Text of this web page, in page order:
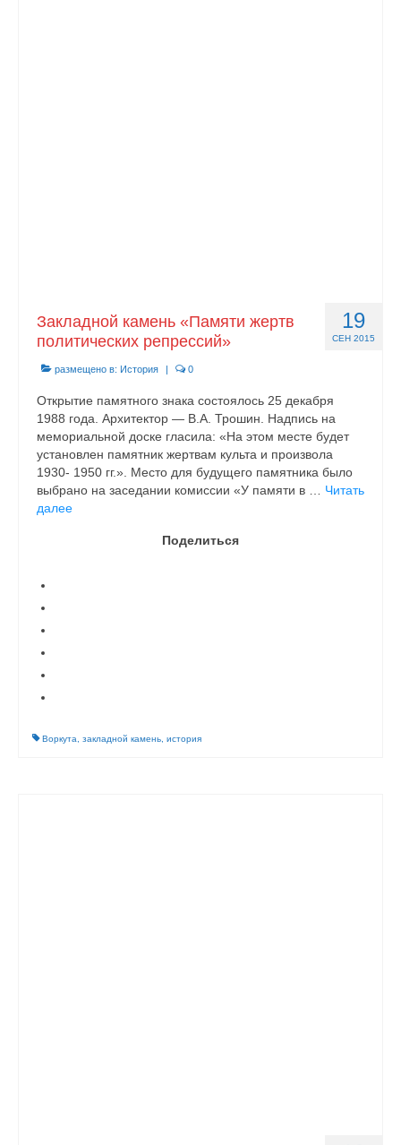
19
СЕН 2015
Закладной камень «Памяти жертв
политических репрессий»
размещено в: История | 0
Открытие памятного знака состоялось 25 декабря
1988 года. Архитектор — В.А. Трошин. Надпись на
мемориальной доске гласила: «На этом месте будет
установлен памятник жертвам культа и произвола
1930- 1950 гг.». Место для будущего памятника было
выбрано на заседании комиссии «У памяти в … Читать
далее
Поделиться
Воркута закладной камень история